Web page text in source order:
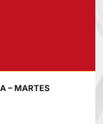
– MARTES